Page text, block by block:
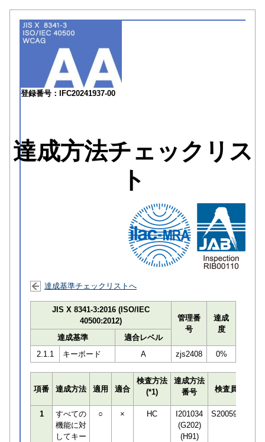
登録番号：IFC20241937-00
達成方法チェックリス
ト
達成基準チェックリストへ
JIS X 8341-3:2016 (ISO/IEC
40500:2012)
管理番
号
達成
度
達成基準
適合レベル
2.1.1
キーボード A zjs2408 0%
項番 達成方法 適用 適合
検査方法
(*1)
達成方法
番号
検査員
1
すべての
機能に対
してキー
○ × HC
I201034
(G202)
(H91)
S200590